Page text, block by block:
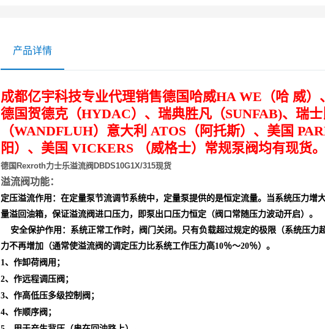
产品详情
成都亿宇科技专业代理销售德国哈威HA WE（哈 威）
德国贺德克（HYDAC）、瑞典胜凡（SUNFAB)、瑞
（WANDFLUH）意大利 ATOS（阿托斯）、美国
阳）、美国 VICKERS （威格士）常规泵阀均有现货。
德国Rexroth力士乐溢流阀DBDS10G1X/315现货
溢流阀功能：
定压溢流作用：在定量泵节流调节系统中，定量泵提供的是恒定流量。当系统压力增
量溢回油箱，保证溢流阀进口压力，即泵出口压力恒定（阀口常随压力波动开启）。
安全保护作用：系统正常工作时，阀门关闭。只有负载超过规定的极限（系统压力
力不再增加（通常使溢流阀的调定压力比系统工作压力高10％～20％）。
1、作卸荷阀用 ；
2、作远程调压阀；
3、作高低压多级控制阀；
4、作顺序阀；